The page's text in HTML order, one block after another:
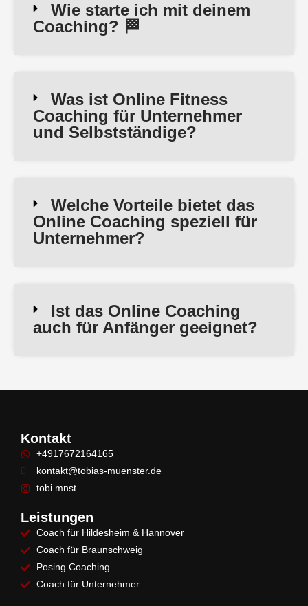
Wie starte ich mit deinem
Coaching? 🏁
Was ist Online Fitness
Coaching für Unternehmer
und Selbstständige?
Welche Vorteile bietet das
Online Coaching speziell für
Unternehmer?
Ist das Online Coaching
auch für Anfänger geeignet?
Kontakt
+4917672164165
kontakt@tobias-muenster.de
tobi.mnst
Leistungen
Coach für Hildesheim & Hannover
Coach für Braunschweig
Posing Coaching
Coach für Unternehmer